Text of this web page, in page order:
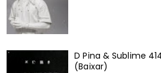
D Pina & Sublime
(Baixar)